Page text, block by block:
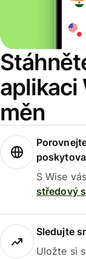
aplikaci
měn
S Wise
středový
Sledujte
Uložte si